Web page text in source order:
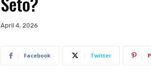
April 4, 2026
Facebook Twitter